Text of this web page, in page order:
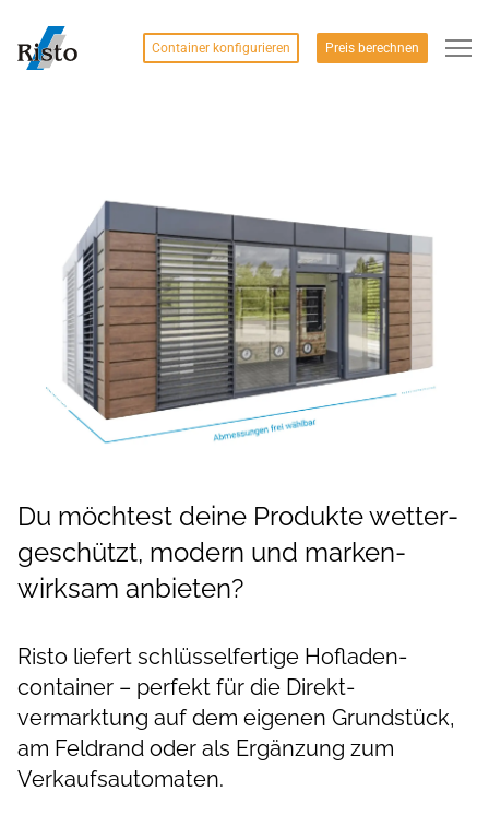
Container konfigurieren Preis berechnen
Du möchtest deine Produkte wetter­
geschützt, modern und marken­
wirksam anbieten?
Risto liefert schlüssel­fertige Hofladen­
container – perfekt für die Direkt­
vermarktung auf dem eigenen Grund­stück,
am Feld­rand oder als Ergänzung zum
Verkaufs­automaten.